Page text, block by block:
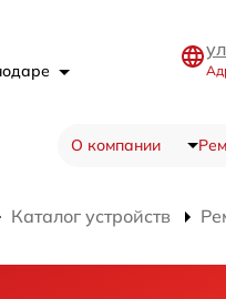
О компании
Каталог устройств